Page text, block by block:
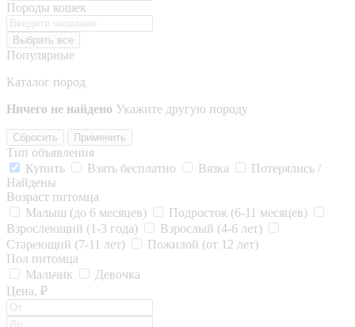
Породы кошек
Выбрать все
Популярные
Каталог пород
Ничего не найдено Укажите другую породу
Сбросить Применить
Тип объявления
Купить
Взять бесплатно Вязка
Потерялись /
Найдены
Возраст питомца
Малыш (до 6 месяцев)
Подросток (6-11 месяцев)
Взрослеющий (1-3 года)
Взрослый (4-6 лет)
Стареющий (7-11 лет)
Пожилой (от 12 лет)
Пол питомца
Мальчик
Девочка
Цена, ₽